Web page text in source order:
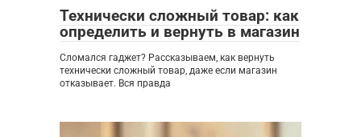
Технически сложный товар: как
определить и вернуть в магазин
Сломался гаджет? Рассказываем, как вернуть
технически сложный товар, даже если магазин
отказывает. Вся правда